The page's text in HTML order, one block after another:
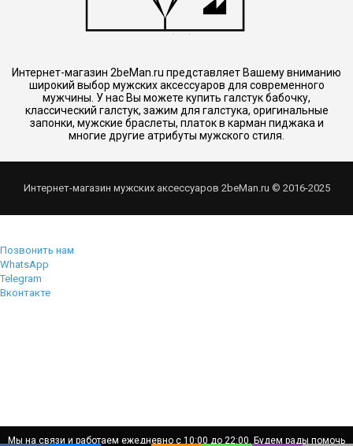
Интернет-магазин 2beMan.ru представляет Вашему вниманию
широкий выбор мужских аксессуаров для современного
мужчины. У нас Вы можете купить галстук бабочку,
классический галстук, зажим для галстука, оригинальные
запонки, мужские браслеты, платок в карман пиджака и
многие другие атрибуты мужского стиля.
Интернет-магазин мужских аксессуаров 2beMan.ru © 2016-2025
Мы на связи и работаем ежедневно с 10:00 до 22:00. Будем рады помочь
Мы на связи и работаем ежедневно с 10:00 до 22:00. Будем рады помочь
Позвонить нам
WhatsApp
Telegram
Вконтакте